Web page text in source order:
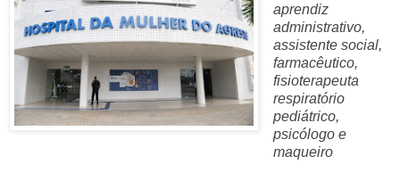
aprendiz
administrativo,
assistente social,
farmacêutico,
fisioterapeuta
respiratório
pediátrico,
psicólogo e
maqueiro